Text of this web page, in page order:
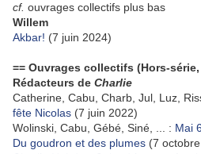
cf. ouvrages collectifs plus bas
Willem
Akbar! (7 juin 2024)
== Ouvrages collectifs (Hors-série,
Rédacteurs de Charlie
Catherine, Cabu, Charb, Jul, Luz,
fête Nicolas (7 juin 2022)
Wolinski, Cabu, Gébé, Siné, ... : Mai
Du goudron et des plumes (7